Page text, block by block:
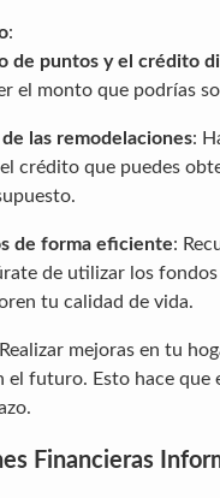
:
de puntos y el crédito
el monto que podrías
las remodelaciones:
crédito que puedes
de forma eficiente:
de utilizar los
tu calidad de vida.
mejoras en tu
el futuro. Esto hace
Financieras